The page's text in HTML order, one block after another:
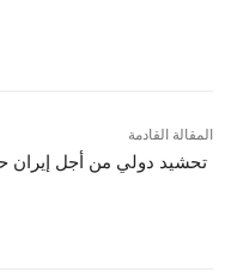
المقالة القادمة
تحشيد دولي من أجل إيران